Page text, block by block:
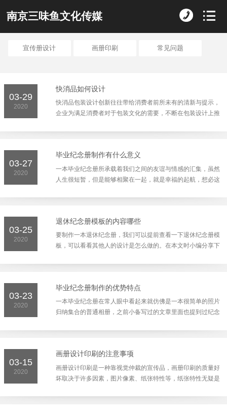
南京三味鱼文化传媒
宣传册设计 画册印刷 常见问题
03-29
2020
快消品如何设计
快消品包装设计创新往往带给消费者前所未有的清新与提示，
企业为满足消费者对于包装文化的需要，不断在包装设计上推
03-27
2020
毕业纪念册制作有什么意义
一本毕业纪念册所承载着我们之间的友谊与情感的汇集，虽然
人生很短暂，但是能够相聚在一起，就是幸福的起航，想必这
03-25
2020
退休纪念册模板的内容哪些
要制作一本退休纪念册，我们可以提前查看一下退休纪念册模
板，可以看看其他人的设计是怎么做的。在本文时小编分享下
03-23
2020
毕业纪念册制作的优势特点
一本毕业纪念册在常人眼中看起来就仿佛是一本很简单的照片
归纳集合的普通相册，之前小备写过的文章里面也提到过纪念
03-15
2020
画册设计印刷的注意事项
画册设计印刷是一种靠视觉仲裁的宣传品，画册印刷的质量好
坏取决于许多因素，图片像素、纸张特性等，纸张特性无疑是